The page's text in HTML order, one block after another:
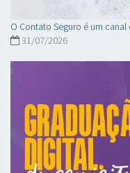
O Contato Seguro é um canal
31/07/2026